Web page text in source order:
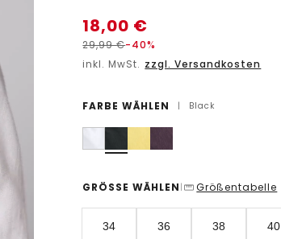
18,00 €
29,99€-40%
inkl. MwSt. zzgl. Versandkosten
FARBE WÄHLEN | Black
GRÖSSE WÄHLEN | Größentabelle
34 36 38 40